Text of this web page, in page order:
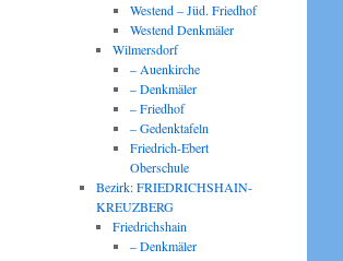
Westend – Jüd. Friedhof
Westend Denkmäler
Wilmersdorf
– Auenkirche
– Denkmäler
– Friedhof
– Gedenktafeln
Friedrich-Ebert
Oberschule
Bezirk: FRIEDRICHSHAIN-
KREUZBERG
Friedrichshain
– Denkmäler